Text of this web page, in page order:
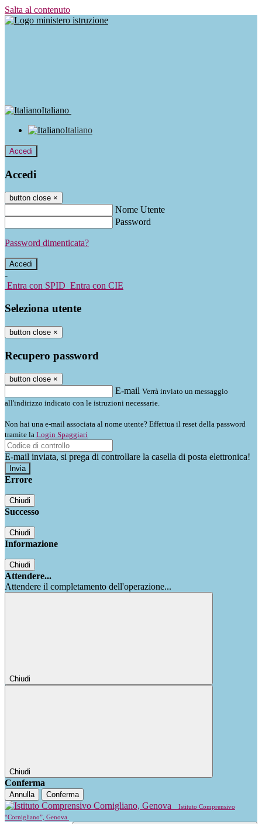
Salta al contenuto
Italiano
Italiano
Accedi
Accedi
button close ×
Nome Utente
Password
Password dimenticata?
-
Entra con SPID Entra con CIE
Seleziona utente
button close ×
Recupero password
button close ×
E-mail Verrà inviato un messaggio
all'indirizzo indicato con le istruzioni necessarie.
Non hai una e-mail associata al nome utente? Effettua il reset della password
tramite la Login Spaggiari
E-mail inviata, si prega di controllare la casella di posta elettronica!
Errore
Chiudi
Successo
Chiudi
Informazione
Chiudi
Attendere...
Attendere il completamento dell'operazione...
Chiudi
Chiudi
Conferma
Annulla Conferma
Istituto Comprensivo
“Cornigliano”, Genova